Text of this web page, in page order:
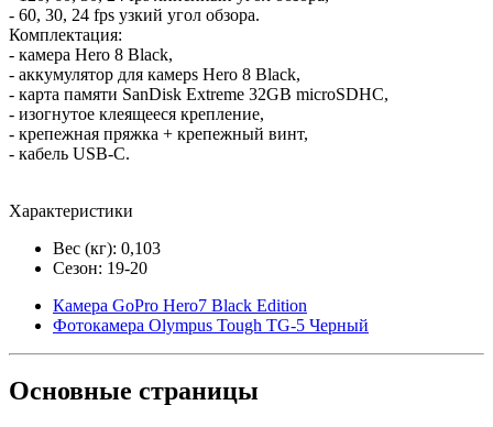
- 60, 30, 24 fps узкий угол обзора.
Комплектация:
- камера Hero 8 Black,
- аккумулятор для камерs Hero 8 Black,
- карта памяти SanDisk Extreme 32GB microSDHC,
- изогнутое клеящееся крепление,
- крепежная пряжка + крепежный винт,
- кабель USB-C.
Характеристики
Вес (кг): 0,103
Сезон: 19-20
Камера GoPro Hero7 Black Edition
Фотокамера Olympus Tough TG-5 Черный
Основные страницы